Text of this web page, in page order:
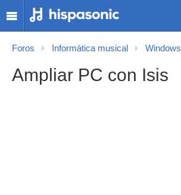
Foros Informática musical Windows
Ampliar PC con Isis